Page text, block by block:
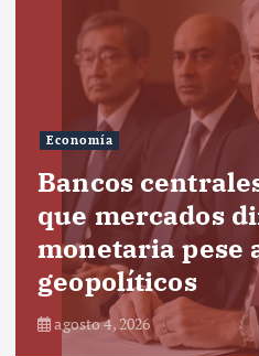
Economía
Bancos
que mercados
monetaria pese
geopolíticos
agosto 4, 2026